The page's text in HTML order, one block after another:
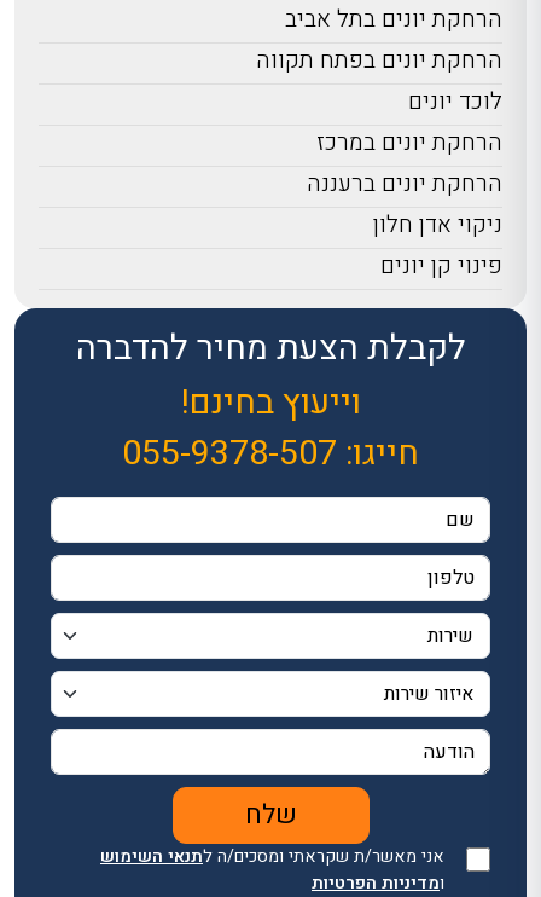
לקבלת הצעת מחיר להדברה
וייעוץ בחינם!
חייגו: 055-9378-507
אני מאשר/ת שקראתי ומסכים/ה לתנאי השימוש
ומדיניות הפרטיות
הרחקת יונים בתל אביב
הרחקת יונים בפתח תקווה
לוכד יונים
הרחקת יונים במרכז
הרחקת יונים ברעננה
ניקוי אדן חלון
פינוי קן יונים